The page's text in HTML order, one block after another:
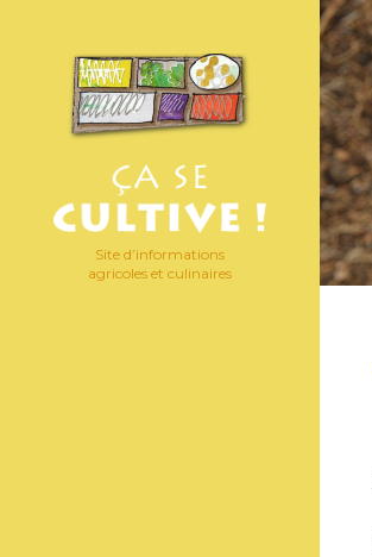
Site d’informations
agricoles et culinaires